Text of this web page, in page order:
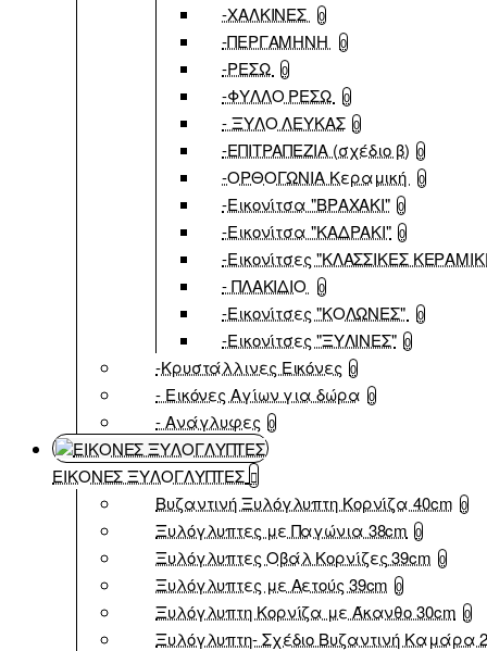
-ΧΑΛΚΙΝΕΣ 0
-ΠΕΡΓΑΜΗΝΗ 0
-ΡΕΣΩ 0
-ΦΥΛΛΟ ΡΕΣΩ 0
- ΞΥΛΟ ΛΕΥΚΑΣ 0
-ΕΠΙΤΡΑΠΕΖΙΑ (σχέδιο β) 0
-ΟΡΘΟΓΩΝΙΑ Κεραμική 0
-Εικονίτσα "ΒΡΑΧΑΚΙ" 0
-Εικονίτσα "ΚΑΔΡΑΚΙ" 0
-Εικονίτσες "ΚΛΑΣΣΙΚΕΣ
- ΠΛΑΚΙΔΙΟ
0
-Εικονίτσες "ΚΟΛΩΝΕΣ" 0
-Εικονίτσες "ΞΥΛΙΝΕΣ" 0
-Κρυστάλλινες Εικόνες 0
- Εικόνες Αγίων για δώρα 0
- Ανάγλυφες 0
ΕΙΚΟΝΕΣ ΞΥΛΟΓΛΥΠΤΕΣ
Βυζαντινή Ξυλόγλυπτη Κορνίζα 40cm 0
Ξυλόγλυπτες με Παγώνια 38cm 0
Ξυλόγλυπτες Οβάλ Κορνίζες 39cm 0
Ξυλόγλυπτες με Αετούς 39cm 0
Ξυλόγλυπτη Κορνίζα με Άκανθο 30cm 0
Ξυλόγλυπτη- Σχέδιο Βυζαντινή Καμάρα